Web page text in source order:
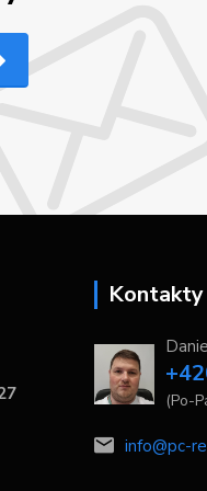
Kontakty
(Po-
info@pc-